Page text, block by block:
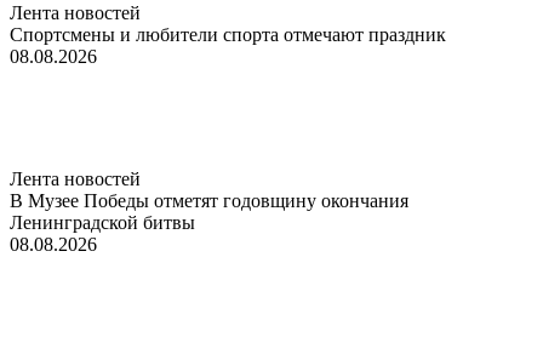
Лента новостей
Спортсмены и любители спорта отмечают праздник
08.08.2026
Лента новостей
В Музее Победы отметят годовщину окончания
Ленинградской битвы
08.08.2026